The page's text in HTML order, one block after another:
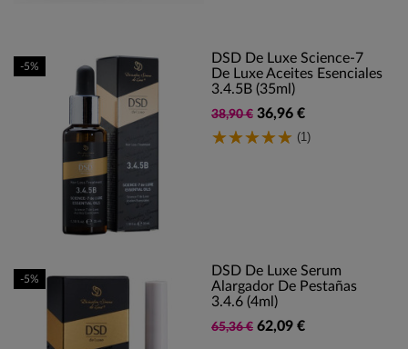
DSD De Luxe Science-7
De Luxe Aceites Esenciales
3.4.5B (35ml)
38,90 € 36,96 €
(1)
-5%
DSD De Luxe Serum
Alargador De Pestañas
3.4.6 (4ml)
65,36 € 62,09 €
-5%